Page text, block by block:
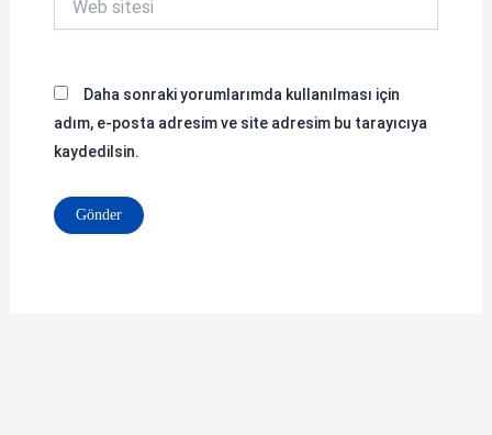
sitesi
Daha sonraki yorumlarımda kullanılması için
adım, e-posta adresim ve site adresim bu tarayıcıya
kaydedilsin.